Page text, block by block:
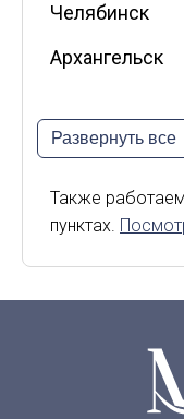
Челябинск
Архангельск
Калининград
Киров
Липецк
Развернуть все
Также
пунктах.